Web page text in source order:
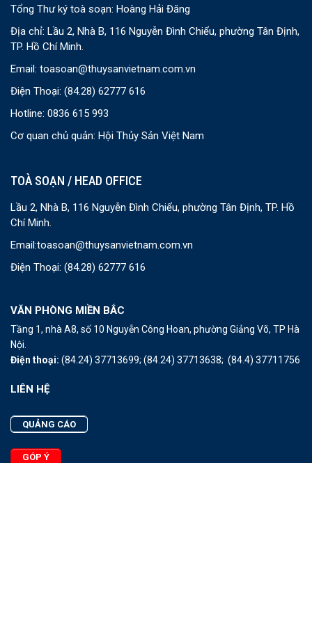
Tổng Thư ký toà soạn: Hoàng Hải Đăng
Địa chỉ: Lầu 2, Nhà B, 116 Nguyễn Đình Chiểu, phường Tân Định,
TP. Hồ Chí Minh.
Email: toasoan@thuysanvietnam.com.vn
Điện Thoại: (84.28) 62777 616
Hotline: 0836 615 993
Cơ quan chủ quản: Hội Thủy Sản Việt Nam
TOÀ SOẠN / HEAD OFFICE
Lầu 2, Nhà B, 116 Nguyễn Đình Chiểu, phường Tân Định, TP. Hồ
Chí Minh.
Email:toasoan@thuysanvietnam.com.vn
Điện Thoại: (84.28) 62777 616
VĂN PHÒNG MIỀN BẮC
Tầng 1, nhà A8, số 10 Nguyễn Công Hoan, phường Giảng Võ, TP Hà
Nội.
Điện thoại: (84.24) 37713699; (84.24) 37713638; (84.4) 37711756
LIÊN HỆ
QUẢNG CÁO
GÓP Ý